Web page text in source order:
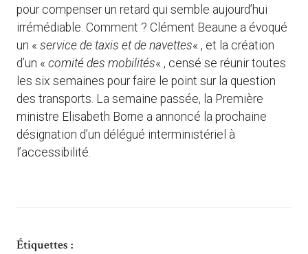
pour compenser un retard qui semble aujourd’hui
irrémédiable. Comment ? Clément Beaune a évoqué
un « service de taxis et de navettes« , et la création
d’un « comité des mobilités« , censé se réunir toutes
les six semaines pour faire le point sur la question
des transports. La semaine passée, la Première
ministre Elisabeth Borne a annoncé la prochaine
désignation d’un délégué interministériel à
l’accessibilité.
Étiquettes :